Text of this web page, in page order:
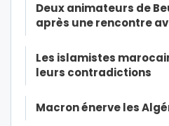
Deux animateurs de
après une rencontre
Les islamistes
leurs contradictions
Macron énerve les